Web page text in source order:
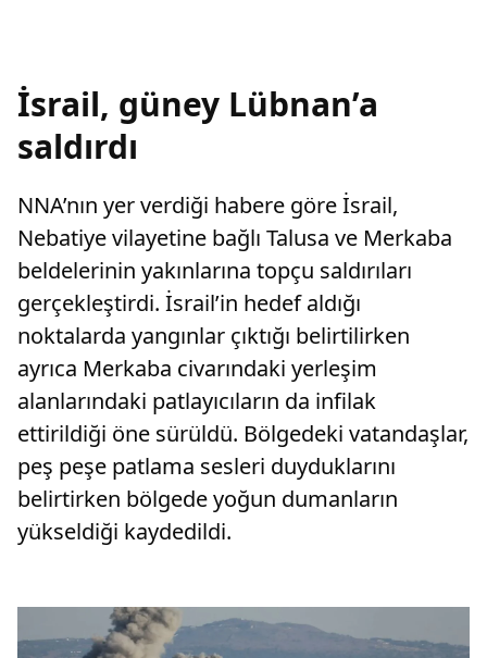
İsrail, güney Lübnan’a
saldırdı
NNA’nın yer verdiği habere göre İsrail,
Nebatiye vilayetine bağlı Talusa ve Merkaba
beldelerinin yakınlarına topçu saldırıları
gerçekleştirdi. İsrail’in hedef aldığı
noktalarda yangınlar çıktığı belirtilirken
ayrıca Merkaba civarındaki yerleşim
alanlarındaki patlayıcıların da infilak
ettirildiği öne sürüldü. Bölgedeki vatandaşlar,
peş peşe patlama sesleri duyduklarını
belirtirken bölgede yoğun dumanların
yükseldiği kaydedildi.